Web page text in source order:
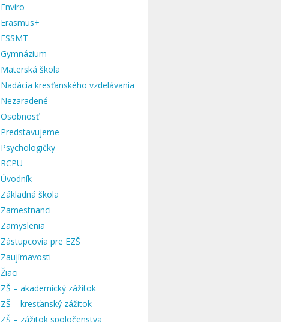
Enviro
Erasmus+
ESSMT
Gymnázium
Materská škola
Nadácia kresťanského vzdelávania
Nezaradené
Osobnosť
Predstavujeme
Psychologičky
RCPU
Úvodník
Základná škola
Zamestnanci
Zamyslenia
Zástupcovia pre EZŠ
Zaujímavosti
Žiaci
ZŠ – akademický zážitok
ZŠ – kresťanský zážitok
ZŠ – zážitok spoločenstva